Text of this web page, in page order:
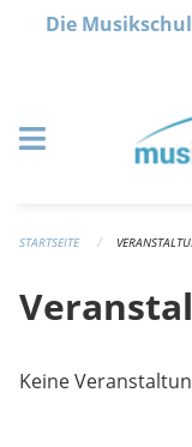
Navigation überspringen
Die
STARTSEITE
Keine